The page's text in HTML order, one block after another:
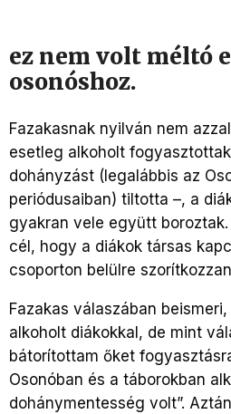
ez nem volt méltó
osonóshoz.
Fazakasnak nyilván nem
esetleg alkoholt
dohányzást (legalábbis az
periódusaiban) tiltotta –, a
gyakran vele együtt
cél, hogy a diákok társas
csoporton belülre
Fazakas válaszában
alkoholt diákokkal, de mint
bátorítottam őket
Osonóban és a táborokban
dohánymentesség volt”.